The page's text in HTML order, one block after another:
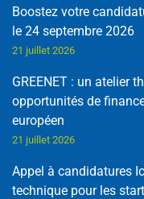
Boostez votre
le 24 septembre 2026
21 juillet 2026
GREENET : un atelier
opportunités de
européen
21 juillet 2026
Appel à candidatures
technique pour les